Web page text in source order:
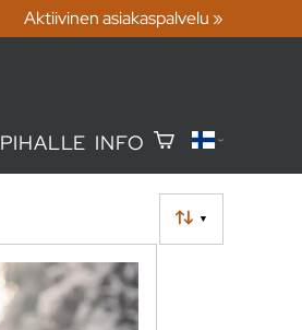
Aktiivinen asiakaspalvelu »
PIHALLE INFO
▼